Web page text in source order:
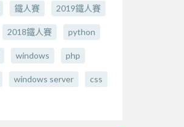
鐵人賽 2019鐵人賽
2018鐵人賽 python
windows php
windows server css